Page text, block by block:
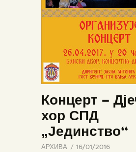
Концерт –
хор СПД
„Јединство“
АРХИВА 16/01/2016